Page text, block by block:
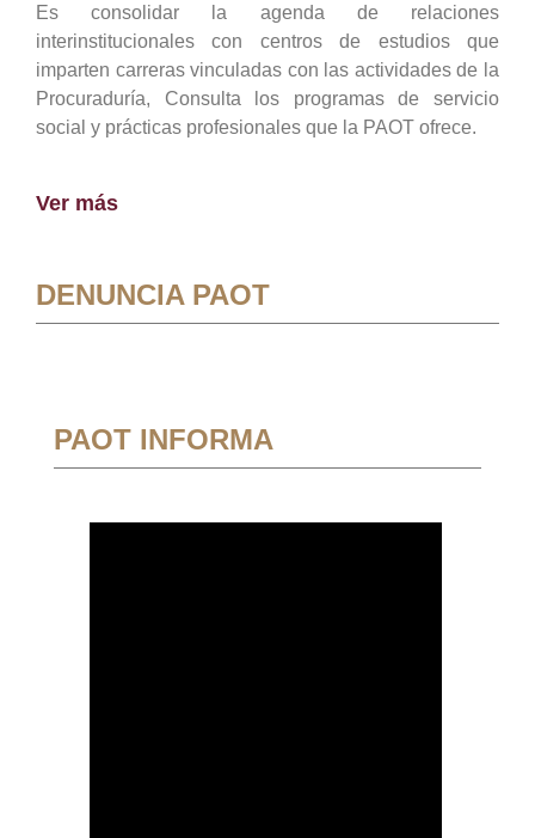
Es consolidar la agenda de relaciones
interinstitucionales con centros de estudios que
imparten carreras vinculadas con las actividades de la
Procuraduría, Consulta los programas de servicio
social y prácticas profesionales que la PAOT ofrece.
Ver más
DENUNCIA PAOT
PAOT INFORMA